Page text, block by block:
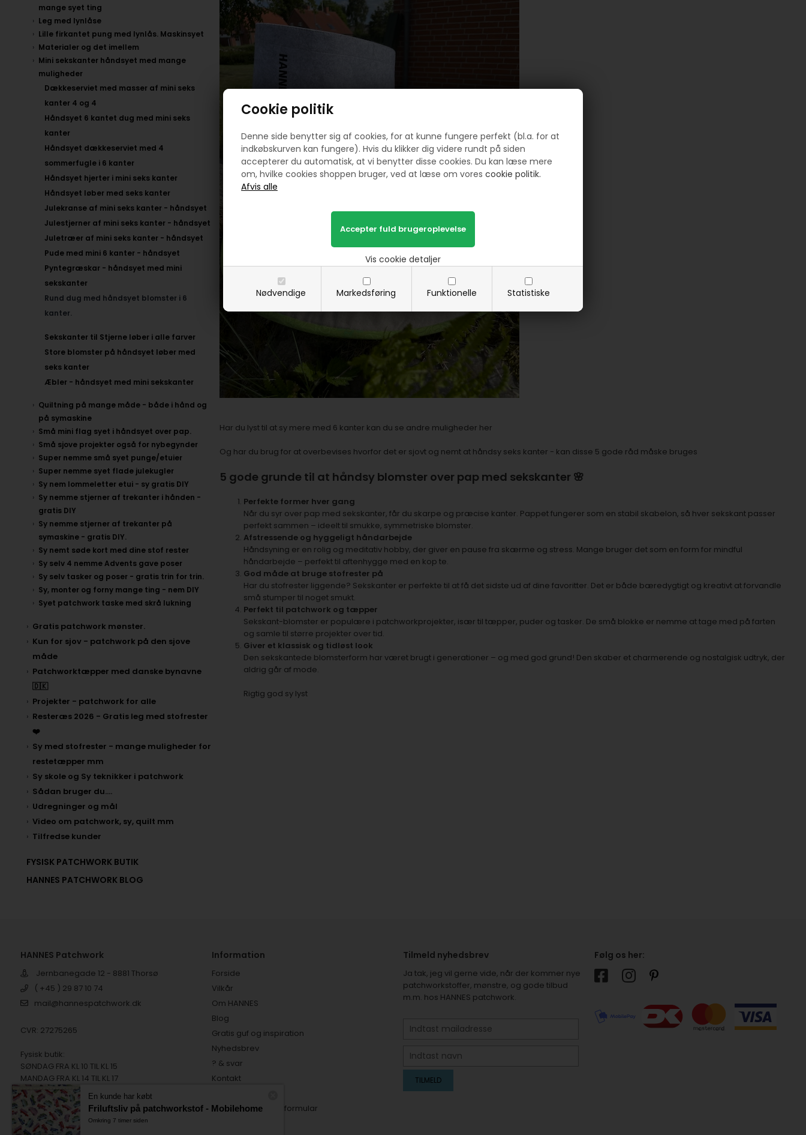
Cookie politik
Denne side benytter sig af cookies, for at kunne fungere perfekt (bl.a. for at
indkøbskurven kan fungere). Hvis du klikker dig videre rundt på siden
accepterer du automatisk, at vi benytter disse cookies. Du kan læse mere
om, hvilke cookies shoppen bruger, ved at læse om vores cookie politik.
Nødvendige Markedsføring Funktionelle Statistiske
Vis cookie detaljer
mange syet ting
Leg med lynlåse
Lille firkantet pung med lynlås. Maskinsyet
Materialer og det imellem
Mini sekskanter håndsyet med mange
muligheder
Dækkeserviet med masser af mini seks
kanter 4 og 4
Håndsyet 6 kantet dug med mini seks
kanter
Håndsyet dækkeserviet med 4
sommerfugle i 6 kanter
Håndsyet hjerter i mini seks kanter
Håndsyet løber med seks kanter
Julekranse af mini seks kanter - håndsyet
Julestjerner af mini seks kanter - håndsyet
Juletræer af mini seks kanter - håndsyet
Pude med mini 6 kanter - håndsyet
Pyntegræskar - håndsyet med mini
sekskanter
Rund dug med håndsyet blomster i 6
kanter.
Sekskanter til Stjerne løber i alle farver
Store blomster på håndsyet løber med
seks kanter
Æbler - håndsyet med mini sekskanter
Quiltning på mange måde - både i hånd og
på symaskine
Små mini flag syet i håndsyet over pap.
Små sjove projekter også for nybegynder
Super nemme små syet punge/etuier
Super nemme syet flade julekugler
Sy nem lommeletter etui - sy gratis DIY
Sy nemme stjerner af trekanter i hånden -
gratis DIY
Sy nemme stjerner af trekanter på
symaskine - gratis DIY.
Sy nemt søde kort med dine stof rester
Sy selv 4 nemme Advents gave poser
Sy selv tasker og poser - gratis trin for trin.
Sy, monter og forny mange ting - nem DIY
Syet patchwork taske med skrå lukning
Gratis patchwork mønster.
Kun for sjov - patchwork på den sjove
måde
Patchworktæpper med danske bynavne
🇩🇰
Projekter - patchwork for alle
Resteræs 2026 - Gratis leg med stofrester
❤️
Sy med stofrester - mange muligheder for
restetæpper mm
Sy skole og Sy teknikker i patchwork
Sådan bruger du....
Udregninger og mål
Video om patchwork, sy, quilt mm
Tilfredse kunder
FYSISK PATCHWORK BUTIK
HANNES PATCHWORK BLOG
Har du lyst til at sy mere med 6 kanter kan du se andre muligheder her
Og har du brug for at overbevises hvorfor det er sjovt og nemt at håndsy seks kanter - kan disse 5 gode råd måske bruges
5 gode grunde til at håndsy blomster over pap med sekskanter 🌸
Perfekte former hver gang
Når du syr over pap med sekskanter, får du skarpe og præcise kanter. Pappet fungerer som en stabil skabelon, så hver sekskant passer
perfekt sammen – ideelt til smukke, symmetriske blomster.
Afstressende og hyggeligt håndarbejde
Håndsyning er en rolig og meditativ hobby, der giver en pause fra skærme og stress. Mange bruger det som en form for mindful
håndarbejde – perfekt til aftenhygge med en kop te.
God måde at bruge stofrester på
Har du stofrester liggende? Sekskanter er perfekte til at få det sidste ud af dine favoritter. Det er både bæredygtigt og kreativt at forvandle
små stumper til noget smukt.
Perfekt til patchwork og tæpper
Sekskant-blomster er populære i patchworkprojekter, især til tæpper, puder og tasker. De små blokke er nemme at tage med på farten
og samle til større projekter over tid.
Giver et klassisk og tidløst look
Den sekskantede blomsterform har været brugt i generationer – og med god grund! Den skaber et charmerende og nostalgisk udtryk, der
aldrig går af mode.
Rigtig god sy lyst
HANNES Patchwork
Jernbanegade 12 - 8881 Thorsø
( +45 ) 29 87 10 74
mail@hannespatchwork.dk
CVR: 27275265
Fysisk butik:
SØNDAG FRA KL 10 TIL KL 15
MANDAG FRA KL 14 TIL KL 17
TIRSDAG FRA KL 10 TIL KL 15
Information
Forside
Vilkår
Om HANNES
Blog
Gratis guf og inspiration
Nyhedsbrev
? & svar
Kontakt
Digital fortrydelsesformular
Tilmeld nyhedsbrev
Ja tak, jeg vil gerne vide, når der kommer nye
patchworkstoffer, mønstre, og gode tilbud
m.m. hos HANNES patchwork.
Følg os her:
En kunde har købt
Friluftsliv på patchworkstof - Mobilehome
Omkring 7 timer siden